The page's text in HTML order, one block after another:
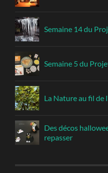
Semaine 14 du
Semaine 5 du
La Nature au fil
Des décos
repasser